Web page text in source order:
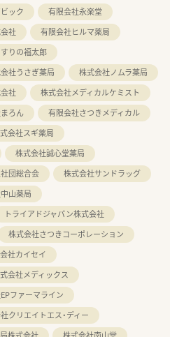
ック
有限会社永楽堂
社
有限会社ヒルマ薬局
りの福太郎
社うさぎ薬局
株式会社ノムラ薬局
社
株式会社メディカルケミスト
ろん
有限会社さつきメディカル
会社スギ薬局
株式会社誠心堂薬局
団総合会
株式会社サンドラッグ
山薬局
トライアドジャパン株式会社
株式会社さつきコーポレーション
社カイセイ
会社メディックス
ファーマライン
クリエイトエス・ディー